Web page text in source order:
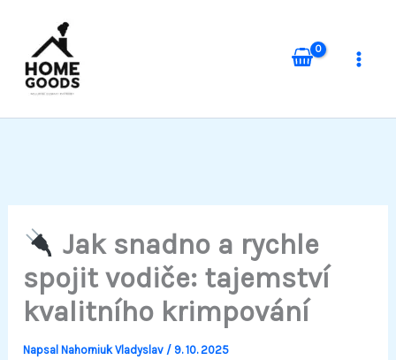
obsah
Jak snadno a rychle
spojit vodiče: tajemství
kvalitního krimpování
NapsalNahorniuk Vladyslav / 9. 10. 2025